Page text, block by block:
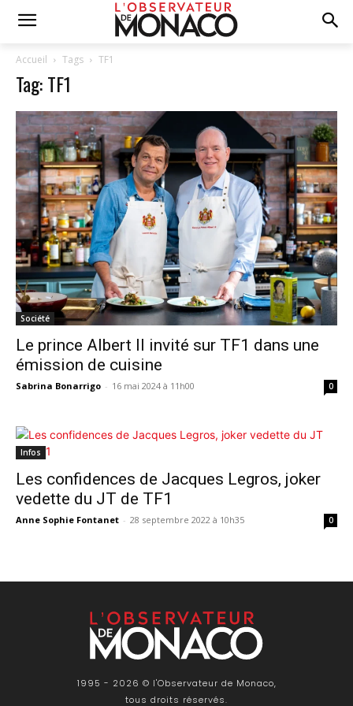
Accueil Tags TF1
Tag: TF1
Société
Le prince Albert II invité sur TF1 dans une
émission de cuisine
Sabrina Bonarrigo - 16 mai 2024 à 11h00 0
Infos
Les confidences de Jacques Legros, joker
vedette du JT de TF1
Anne Sophie Fontanet - 28 septembre 2022 à 10h35 0
1995 - 2026 © l'Observateur de Monaco,
tous droits réservés.